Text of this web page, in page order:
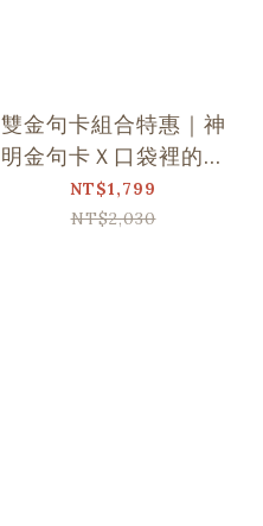
雙金句卡組合特惠｜神
明金句卡Ｘ口袋裡的金
句卡
NT$1,799
NT$2,030